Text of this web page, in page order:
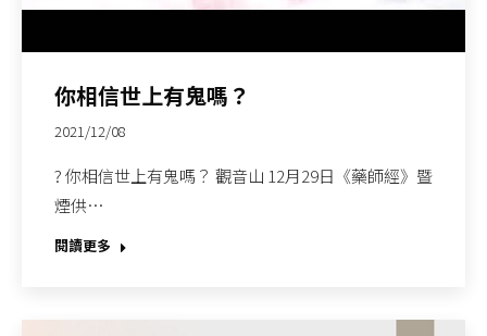
你相信世上有鬼嗎？
2021/12/08
? 你相信世上有鬼嗎？ 觀音山 12月29日《藥師經》暨
煙供…
閱讀更多